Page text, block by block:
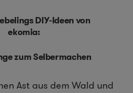
DIY-Ideen von
ekomia:
zum Selbermachen
Ast aus dem Wald und